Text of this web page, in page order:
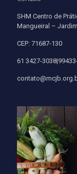
SHM Centro de
Mangueiral –
CEP: 71687-130
61 3427-